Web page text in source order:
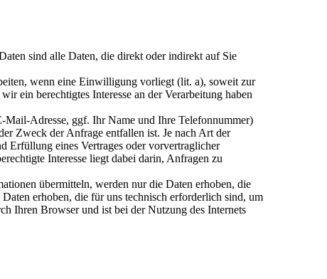
sind alle Daten, die direkt oder indirekt auf Sie
wenn eine Einwilligung vorliegt (lit. a), soweit zur
ein berechtigtes Interesse an der Verarbeitung haben
Adresse, ggf. Ihr Name und Ihre Telefonnummer)
Zweck der Anfrage entfallen ist. Je nach Art der
eines Vertrages oder vorvertraglicher
Interesse liegt dabei darin, Anfragen zu
übermitteln, werden nur die Daten erhoben, die
erhoben, die für uns technisch erforderlich sind, um
Ihren Browser und ist bei der Nutzung des Internets